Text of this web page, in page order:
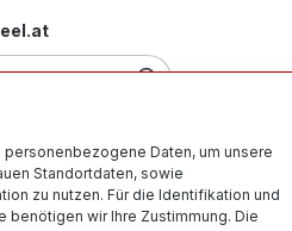
Offroad-Reifen
Daten, um unsere
Standortdaten, sowie
zu nutzen. Für die Identifikation und
wir Ihre Zustimmung. Die